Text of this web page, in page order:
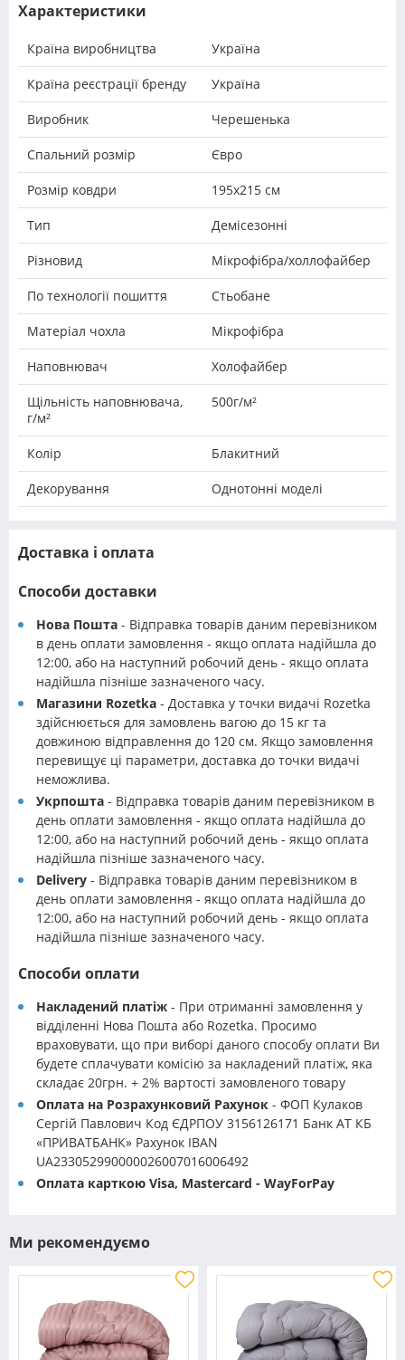
Характеристики
Країна виробництва Україна
Країна реєстрації бренду Україна
Виробник Черешенька
Спальний розмір Євро
Розмір ковдри 195x215 см
Тип Демісезонні
Різновид Мікрофібра/холлофайбер
По технології пошиття Стьобане
Матеріал чохла Мікрофібра
Наповнювач Холофайбер
Щільність наповнювача,
г/м²
500г/м²
Колір Блакитний
Декорування Однотонні моделі
Доставка і оплата
Способи доставки
Нова Пошта - Відправка товарів даним перевізником
в день оплати замовлення - якщо оплата надійшла до
12:00, або на наступний робочий день - якщо оплата
надійшла пізніше зазначеного часу.
Магазини Rozetka - Доставка у точки видачі Rozetka
здійснюється для замовлень вагою до 15 кг та
довжиною відправлення до 120 см. Якщо замовлення
перевищує ці параметри, доставка до точки видачі
неможлива.
Укрпошта - Відправка товарів даним перевізником в
день оплати замовлення - якщо оплата надійшла до
12:00, або на наступний робочий день - якщо оплата
надійшла пізніше зазначеного часу.
Delivery - Відправка товарів даним перевізником в
день оплати замовлення - якщо оплата надійшла до
12:00, або на наступний робочий день - якщо оплата
надійшла пізніше зазначеного часу.
Способи оплати
Накладений платіж - При отриманні замовлення у
відділенні Нова Пошта або Rozetka. Просимо
враховувати, що при виборі даного способу оплати Ви
будете сплачувати комісію за накладений платіж, яка
складає 20грн. + 2% вартості замовленого товару
Оплата на Розрахунковий Рахунок - ФОП Кулаков
Сергій Павлович Код ЄДРПОУ 3156126171 Банк АТ КБ
«ПРИВАТБАНК» Рахунок IBAN
UA233052990000026007016006492
Оплата карткою Visa, Mastercard - WayForPay
Ми рекомендуємо